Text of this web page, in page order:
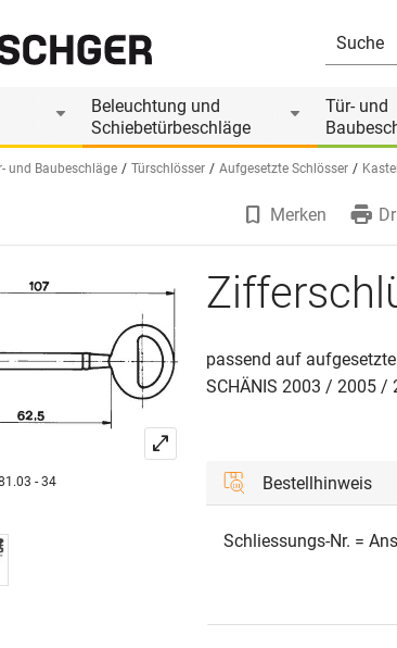
Beleuchtung und
Schiebetürbeschläge
Tür- und
und Baubeschläge Türschlösser Aufgesetzte Schlösser
Produkt ist Zubehör von
Merken
- 34
passend auf
SCHÄNIS 2003 / 2005 /
Bestellhinweis
Schliessungs-Nr. =